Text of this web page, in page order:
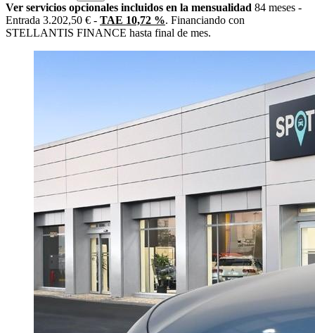
Ver servicios opcionales incluidos en la mensualidad 84 meses -
Entrada 3.202,50 € - TAE 10,72 %. Financiando con
STELLANTIS FINANCE hasta final de mes.